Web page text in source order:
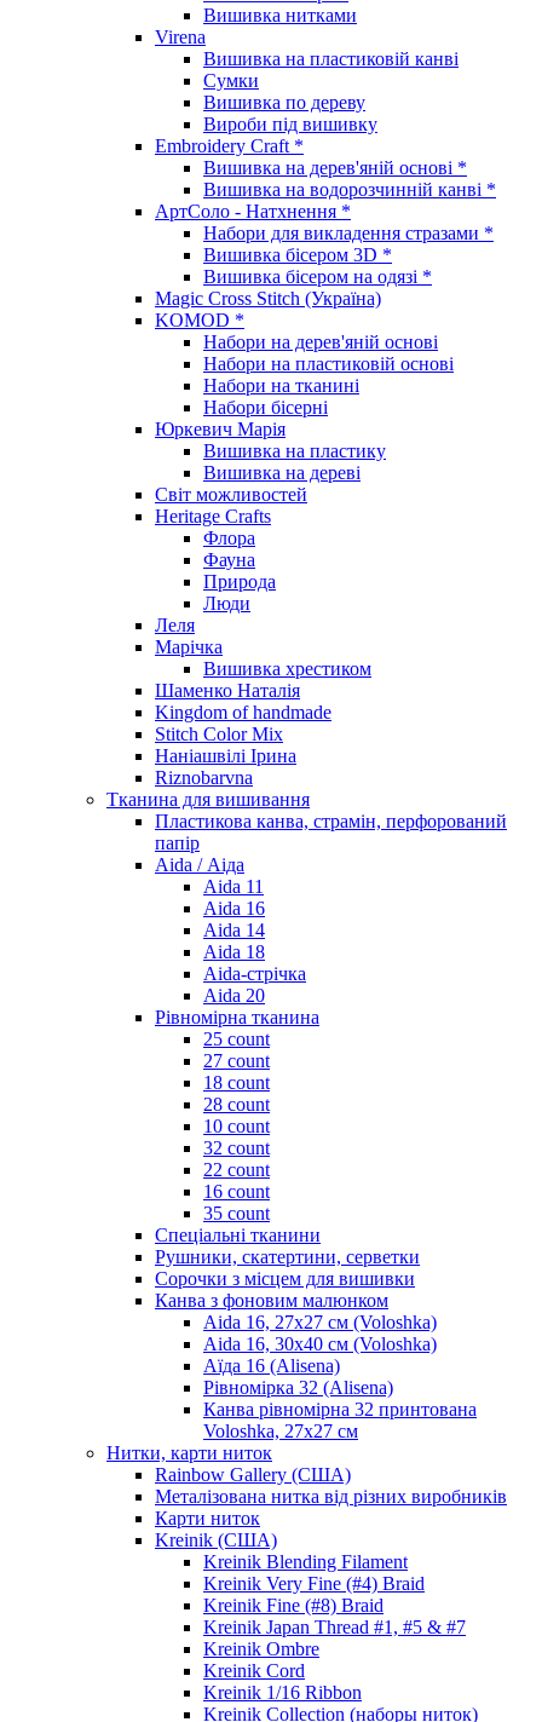
Вишивка нитками
Virena
Вишивка на пластиковій канві
Сумки
Вишивка по дереву
Вироби під вишивку
Embroidery Craft *
Вишивка на дерев'яній основі *
Вишивка на водорозчинній канві *
АртСоло - Натхнення *
Набори для викладення стразами *
Вишивка бісером 3D *
Вишивка бісером на одязі *
Magic Cross Stitch (Україна)
KOMOD *
Набори на дерев'яній основі
Набори на пластиковій основі
Набори на тканині
Набори бісерні
Юркевич Марія
Вишивка на пластику
Вишивка на дереві
Світ можливостей
Heritage Crafts
Флора
Фауна
Природа
Люди
Леля
Марічка
Вишивка хрестиком
Шаменко Наталія
Kingdom of handmade
Stitch Color Mix
Наніашвілі Ірина
Riznobarvna
Тканина для вишивання
Пластикова канва, страмін, перфорований
папір
Aida / Аіда
Aida 11
Aida 16
Aida 14
Aida 18
Aida-стрічка
Aida 20
Рівномірна тканина
25 count
27 count
18 count
28 count
10 count
32 count
22 count
16 count
35 count
Спеціальні тканини
Рушники, скатертини, серветки
Сорочки з місцем для вишивки
Канва з фоновим малюнком
Aida 16, 27х27 см (Voloshka)
Aida 16, 30х40 см (Voloshka)
Аїда 16 (Alisena)
Рівномірка 32 (Alisena)
Канва рівномірна 32 принтована
Voloshka, 27х27 см
Нитки, карти ниток
Rainbow Gallery (США)
Металізована нитка від різних виробників
Карти ниток
Kreinik (США)
Kreinik Blending Filament
Kreinik Very Fine (#4) Braid
Kreinik Fine (#8) Braid
Kreinik Japan Thread #1, #5 & #7
Kreinik Ombre
Kreinik Cord
Kreinik 1/16 Ribbon
Kreinik Collection (наборы ниток)